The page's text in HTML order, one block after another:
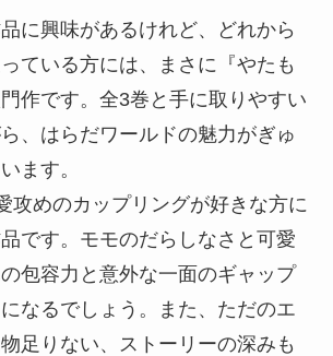
に興味があるけれど、どれから
ている方には、まさに『やたも
作です。全3巻と手に取りやすい
、はらだワールドの魅力がぎゅ
ます。
攻めのカップリングが好きな方に
です。モモのだらしなさと可愛
包容力と意外な一面のギャップ
なるでしょう。また、ただのエ
足りない、ストーリーの深みも